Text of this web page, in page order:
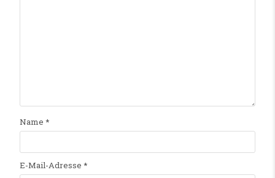
Name *
E-Mail-Adresse *